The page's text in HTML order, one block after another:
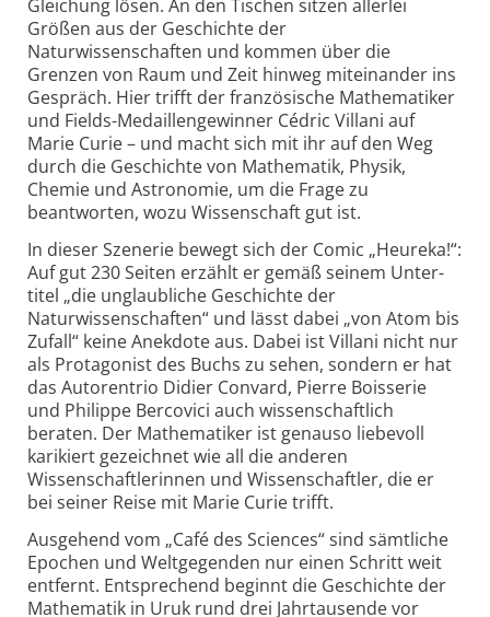
Gleichung lösen. An den Tischen sitzen allerlei
Größen aus der Geschichte der
Naturwissenschaften und kommen über die
Grenzen von Raum und Zeit hinweg miteinander ins
Gespräch. Hier trifft der französische Mathematiker
und Fields-Medaillengewinner Cédric Villani auf
Marie Curie – und macht sich mit ihr auf den Weg
durch die Geschichte von Mathematik, Physik,
Chemie und Astronomie, um die Frage zu
beantworten, wozu Wissenschaft gut ist.
In dieser Szenerie bewegt sich der Comic „Heureka!“:
Auf gut 230 Seiten erzählt er gemäß seinem Unter­
titel „die unglaubliche Geschichte der
Naturwissenschaften“ und lässt dabei „von Atom bis
Zufall“ keine Anekdote aus. Dabei ist Villani nicht nur
als Protagonist des Buchs zu sehen, sondern er hat
das Autorentrio Didier Convard, Pierre Boisserie
und Philippe Bercovici auch wissenschaftlich
beraten. Der Mathematiker ist genauso liebevoll
karikiert gezeichnet wie all die anderen
Wissenschaftlerinnen und Wissen­schaftler, die er
bei seiner Reise mit Marie Curie trifft.
Ausgehend vom „Café des Sciences“ sind sämtliche
Epochen und Weltgegenden nur einen Schritt weit
entfernt. Entsprechend beginnt die Geschichte der
Mathematik in Uruk rund drei Jahrtausende vor